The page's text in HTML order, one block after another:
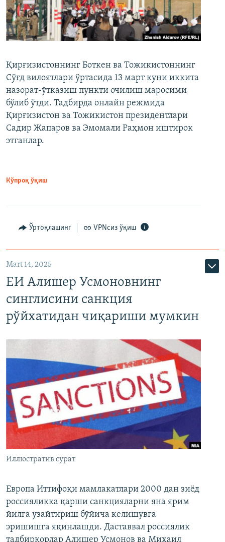
Қирғизистоннинг Боткен ва Тожикистоннинг
Сўғд вилоятлари ўртасида 13 март куни иккита
назорат-ўтказиш пункти очилиш маросими
бўлиб ўтди. Тадбирда онлайн режмида
Қирғизистон ва Тожикистон президентлари
Садир Жапаров ва Эмомали Раҳмон иштирок
этганлар.
Кўпроқ ўқиш
Ўртоқлашинг VPNсиз ўқиш
Mart 14, 2025
ЕИ Алишер Усмоновнинг
синглисини санкция
рўйхатидан чиқариши мумкин
Иллюстратив сурат
Европа Иттифоқи мамлакатлари 2000 дан зиёд
россияликка қарши санкцияларни яна ярим
йилга узайтириш бўйича келишувга
эришишга яқинлашди. Даставвал россиялик
тадбиркорлар Алишер Усмонов ва Михаил